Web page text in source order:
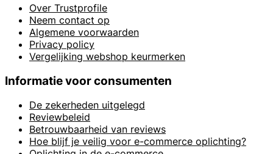
Over Trustprofile
Neem contact op
Algemene voorwaarden
Privacy policy
Vergelijking webshop keurmerken
Informatie voor consumenten
De zekerheden uitgelegd
Reviewbeleid
Betrouwbaarheid van reviews
Hoe blijf je veilig voor e-commerce oplichting?